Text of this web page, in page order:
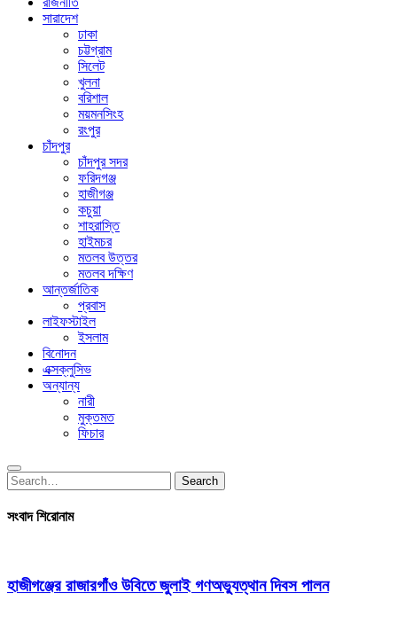
সারাদেশ
ঢাকা
চট্টগ্রাম
সিলেট
খুলনা
বরিশাল
ময়মনসিংহ
রংপুর
চাঁদপুর
চাঁদপুর সদর
ফরিদগঞ্জ
হাজীগঞ্জ
কচুয়া
শাহরাস্তি
হাইমচর
মতলব উত্তর
মতলব দক্ষিণ
আন্তর্জাতিক
প্রবাস
লাইফস্টাইল
ইসলাম
বিনোদন
এক্সক্লুসিভ
অন্যান্য
নারী
মুক্তমত
ফিচার
Search
for:
Search
সংবাদ শিরোনাম
হাজীগঞ্জের রাজারগাঁও উবিতে জুলাই গণঅভ্যুত্থান দিবস পালন